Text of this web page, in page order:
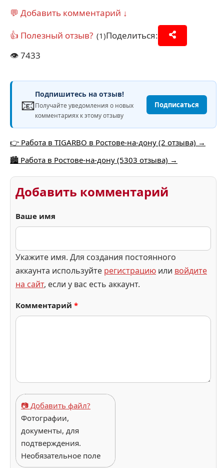
💬 Добавить комментарий ↓
👍 Полезный отзыв? (1)Поделиться:
👁️7433
📧
Подпишитесь на отзыв!
Получайте уведомления о новых
комментариях к этому отзыву
Подписаться
👉 Работа в TIGARBO в Ростове-на-дону (2 отзыва) →
🏙️ Работа в Ростове-на-дону (5303 отзыва) →
Добавить комментарий
Ваше имя
Укажите имя. Для создания постоянного
аккаунта используйте регистрацию или войдите
на сайт, если у вас есть аккаунт.
Комментарий *
📷 Добавить файл?
Фотографии,
документы, для
подтверждения.
Необязательное поле